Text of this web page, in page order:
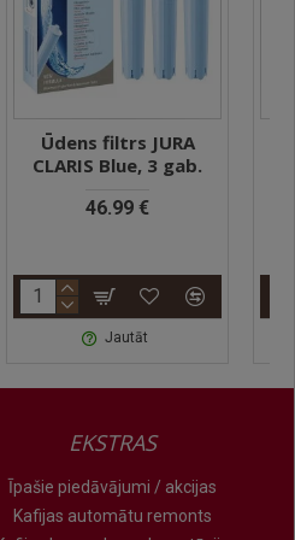
Ūdens filtrs JURA
CLARIS Pro Smart
Jautāt
EKSTRAS
Īpašie piedāvājumi / akcijas
Kafijas automātu remonts